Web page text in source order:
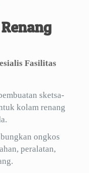
Fasilitas
sketsa-
kolam renang
ongkos
peralatan,